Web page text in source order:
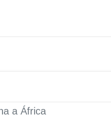
a África